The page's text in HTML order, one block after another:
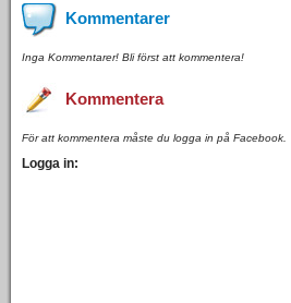
Kommentarer
Inga Kommentarer! Bli först att kommentera!
Kommentera
För att kommentera måste du logga in på Facebook.
Logga in: